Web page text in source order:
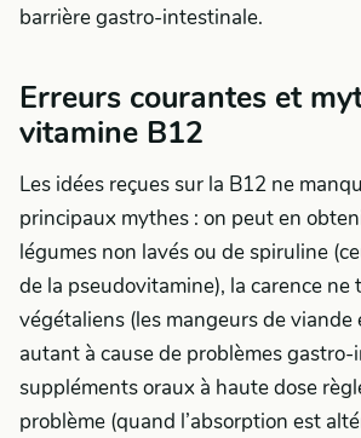
barrière gastro-intestinale.
Erreurs courantes et
vitamine B12
Les idées reçues sur la B12 ne
principaux mythes : on peut en
légumes non lavés ou de spiruline
de la pseudovitamine), la carence ne
végétaliens (les mangeurs de
autant à cause de problèmes
suppléments oraux à haute dose
problème (quand l’absorption est